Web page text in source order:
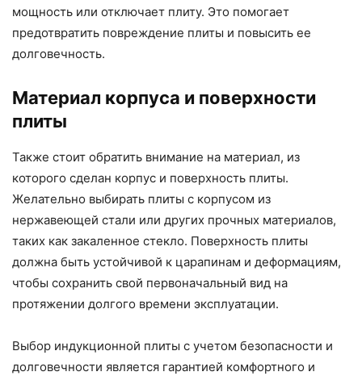
мощность или отключает плиту. Это помогает
предотвратить повреждение плиты и повысить ее
долговечность.
Материал корпуса и поверхности
плиты
Также стоит обратить внимание на материал, из
которого сделан корпус и поверхность плиты.
Желательно выбирать плиты с корпусом из
нержавеющей стали или других прочных материалов,
таких как закаленное стекло. Поверхность плиты
должна быть устойчивой к царапинам и деформациям,
чтобы сохранить свой первоначальный вид на
протяжении долгого времени эксплуатации.
Выбор индукционной плиты с учетом безопасности и
долговечности является гарантией комфортного и